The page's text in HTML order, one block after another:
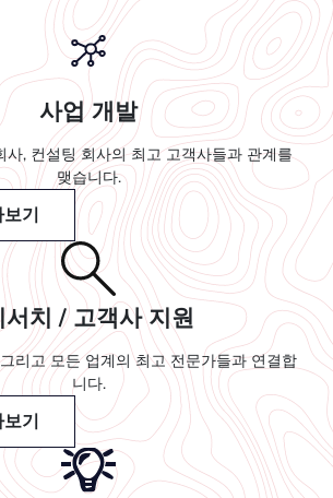
사업 개발
사, 컨설팅 회사의 최고 고객사들과 관계를
맺습니다.
기
서치 / 고객사 지원
리고 모든 업계의 최고 전문가들과 연결합
니다.
기